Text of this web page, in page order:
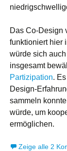
Das Co-Design
funktioniert hier
würde sich
insgesamt
Partizipation.
Design-
sammeln
würde, um
ermöglichen.
Zeige alle 2